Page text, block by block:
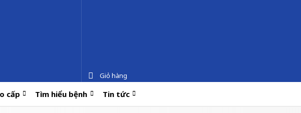
Giỏ hàng
cấp Tìm hiểu bệnh Tin tức